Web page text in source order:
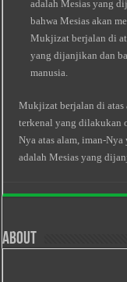
adalah Mesias yang
bahwa Mesias akan
Mukjizat berjalan di
yang dijanjikan dan
manusia.
Mukjizat berjalan di atas
terkenal yang dilakukan
Nya atas alam, iman-Nya
adalah Mesias yang
About